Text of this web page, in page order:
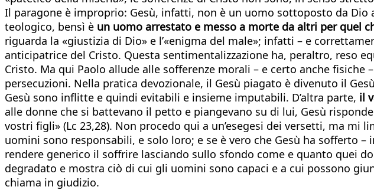
Il paragone è improprio: Gesù, infatti, non è un uomo sottoposto da
teologico, bensì è un uomo arrestato e messo a morte da altri per quel
riguarda la «giustizia di Dio» e l’«enigma del male»; infatti – e
anticipatrice del Cristo. Questa sentimentalizzazione ha, peraltro, reso
Cristo. Ma qui Paolo allude alle sofferenze morali – e certo anche
persecuzioni. Nella pratica devozionale, il Gesù piagato è divenuto il
Gesù sono inflitte e quindi evitabili e insieme imputabili. D’altra parte, il
alle donne che si battevano il petto e piangevano su di lui, Gesù
vostri figli» (Lc 23,28). Non procedo qui a un’esegesi dei versetti, ma mi
uomini sono responsabili, e solo loro; e se è vero che Gesù ha sofferto
rendere generico il soffrire lasciando sullo sfondo come e quanto quei
degradato e mostra ciò di cui gli uomini sono capaci e a cui possono
chiama in giudizio.